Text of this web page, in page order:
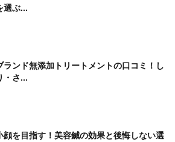
選ぶ...
ランド無添加トリートメントの口コミ！し
・さ...
顔を目指す！美容鍼の効果と後悔しない選